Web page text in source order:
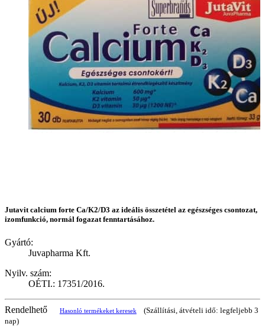
Jutavit calcium forte Ca/K2/D3 az ideális összetétel az egészséges csontozat,
izomfunkció, normál fogazat fenntartásához.
Gyártó:
Juvapharma Kft.
Nyilv. szám:
OÉTI.: 17351/2016.
Rendelhető Hasonló termékeket keresek
(Szállítási, átvételi idő: legfeljebb 3
nap)